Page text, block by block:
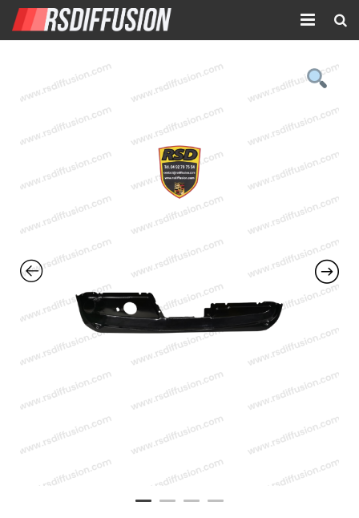
Nouvelles annonces
Annonces prolongées
Atelier mécanique